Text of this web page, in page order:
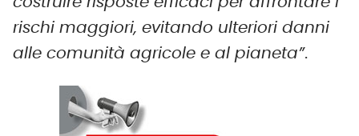
rischi maggiori, evitando ulteriori danni
alle comunità agricole e al pianeta”.